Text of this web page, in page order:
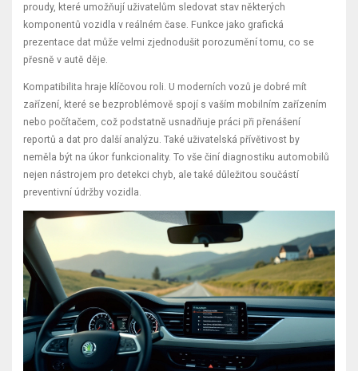
proudy, které umožňují uživatelům sledovat stav některých
komponentů vozidla v reálném čase. Funkce jako grafická
prezentace dat může velmi zjednodušit porozumění tomu, co se
přesně v autě děje.
Kompatibilita hraje klíčovou roli. U moderních vozů je dobré mít
zařízení, které se bezproblémově spojí s vaším mobilním zařízením
nebo počítačem, což podstatně usnadňuje práci při přenášení
reportů a dat pro další analýzu. Také uživatelská přívětivost by
neměla být na úkor funkcionality. To vše činí diagnostiku automobilů
nejen nástrojem pro detekci chyb, ale také důležitou součástí
preventivní údržby vozidla.